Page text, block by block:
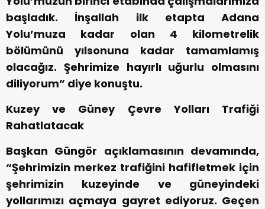
başladık. İnşallah ilk etapta Adana
Yolu’muza kadar olan 4 kilometrelik
bölümünü yılsonuna kadar tamamlamış
olacağız. Şehrimize hayırlı uğurlu olmasını
diliyorum” diye konuştu.
Kuzey ve Güney Çevre Yolları Trafiği
Rahatlatacak
Başkan Güngör açıklamasının devamında,
“Şehrimizin merkez trafiğini hafifletmek için
şehrimizin kuzeyinde ve güneyindeki
yollarımızı açmaya gayret ediyoruz. Geçen